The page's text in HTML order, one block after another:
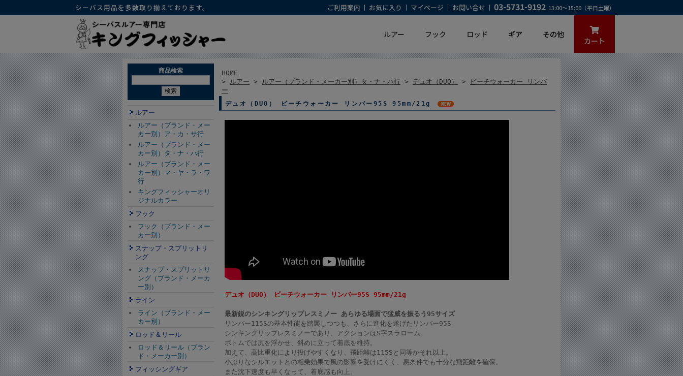
シーバス用品を多数取り揃えております。 ご利用案内 お気に入り マイページ お問い合せ 03-5731-9192 13:00～15:00（平日土曜）
ルアー フック ロッド ギア その他
カート
商品検索
ルアー
ルアー（ブランド・メー
カー別）ア・カ・サ行
ルアー（ブランド・メー
カー別）タ・ナ・ハ行
ルアー（ブランド・メー
カー別）マ・ヤ・ラ・ワ
行
キングフィッシャーオリ
ジナルカラー
フック
フック（ブランド・メー
カー別）
スナップ・スプリットリ
ング
スナップ・スプリットリ
ング（ブランド・メーカ
ー別）
ライン
ライン（ブランド・メー
カー別）
ロッド＆リール
ロッド＆リール（ブラン
ド・メーカー別）
フィッシングギア
HOME
> ルアー > ルアー（ブランド・メーカー別）タ・ナ・ハ行 > デュオ（DUO） >
ビーチウォーカー リンバ
ー
デュオ（DUO） ビーチウォーカー リンバー95S 95mm/21g
デュオ（DUO） ビーチウォーカー リンバー95S 95mm/21g
最新鋭のシンキングリップレスミノー あらゆる場面で猛威を振るう95サイズ
リンバー115Sの基本性能を踏襲しつつも、さらに進化を遂げたリンバー95S。
シンキングリップレスミノーであり、アクションはS字スラローム。
ボトムでは尻を浮かせ、斜めに立って着底を維持。
加えて、高比重化により投げやすくなり、飛距離は115Sと同等かそれ以上。
小ぶりなシルエットとの相乗効果で風の影響を受けにくく、悪条件でも十分な飛距離を確保。
また沈下速度も早くなって、着底感も向上。